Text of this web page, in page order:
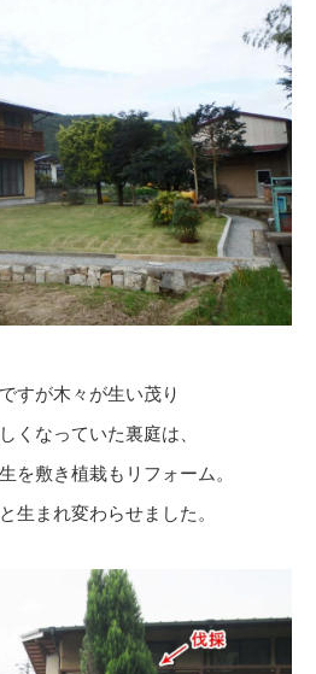
すが木々が生い茂り
くなっていた裏庭は、
を敷き植栽もリフォーム。
生まれ変わらせました。